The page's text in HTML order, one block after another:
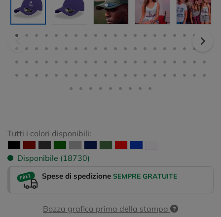
Tutti i colori disponibili:
Disponibile (18730)
Spese di spedizione SEMPRE GRATUITE
Bozza grafica prima della stampa